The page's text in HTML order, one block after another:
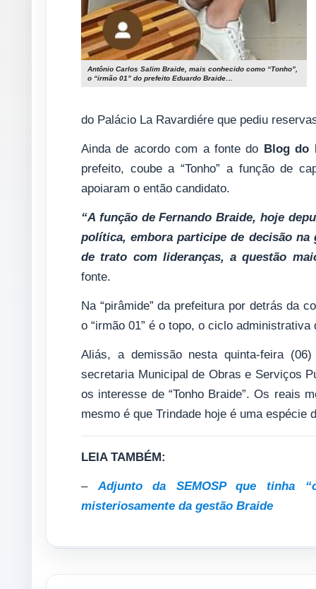
Antônio Carlos Salim Braide, mais conhecido como “Tonho”,
o “irmão 01” do prefeito Eduardo Braide…
do Palácio La Ravardiére que pediu
Ainda de acordo com a fonte do Blog do
prefeito, coube a “Tonho” a função de
apoiaram o então candidato.
“A função de Fernando Braide, hoje
política, embora participe de decisão
de trato com lideranças, a questão
fonte.
Na “pirâmide” da prefeitura por detrás da
o “irmão 01” é o topo, o ciclo
Aliás, a demissão nesta quinta-feira
secretaria Municipal de Obras e Serviços
os interesse de “Tonho Braide”. Os reais
mesmo é que Trindade hoje é uma espécie
LEIA TAMBÉM:
– Adjunto da SEMOSP que tinha
misteriosamente da gestão Braide